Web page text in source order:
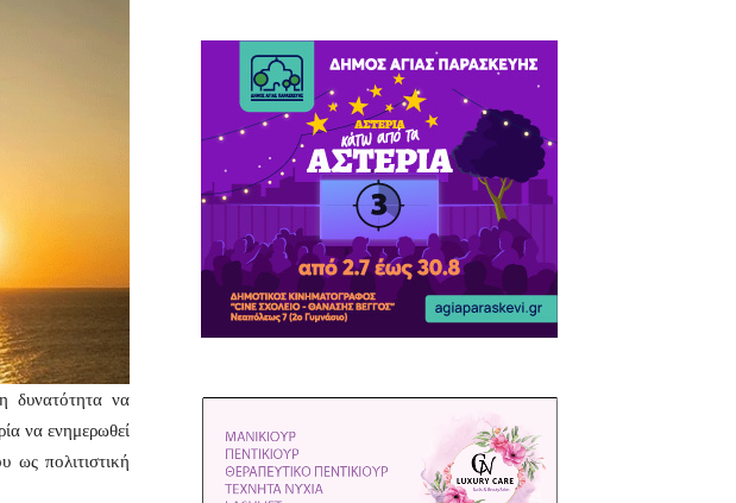
δυνατότητα να
να ενημερωθεί
ως πολιτιστική